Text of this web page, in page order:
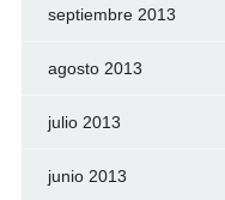
septiembre 2013
agosto 2013
julio 2013
junio 2013